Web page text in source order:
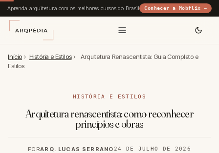
Aprenda arquitetura com os melhores cursos do Brasil Conhecer a Mobflix →
Início › História e Estilos ›
Arquitetura Renascentista: Guia Completo e
Estilos
HISTÓRIA E ESTILOS
Arquitetura renascentista: como reconhecer
princípios e obras
PORARQ. LUCAS SERRANO24 DE JULHO DE 2026